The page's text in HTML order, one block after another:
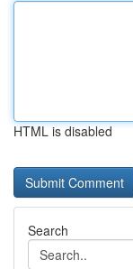
HTML is disabled
Search